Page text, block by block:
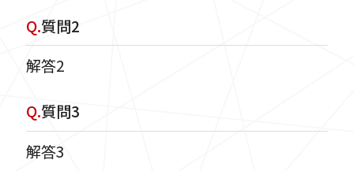
Q.質問2
解答2
Q.質問3
解答3